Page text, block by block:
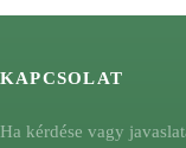
KAPCSOLAT
Ha kérdése vagy